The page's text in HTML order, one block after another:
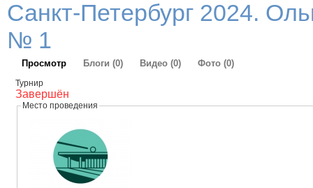
Санкт-Петербург 2024.
№ 1
Просмотр Блоги (0) Видео (0) Фото (0)
Турнир
Завершён
Место проведения